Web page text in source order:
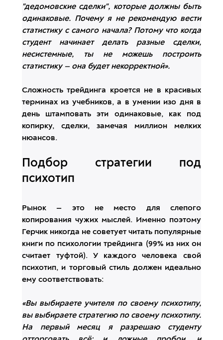
"дедомовские сделки", которые должны быть
одинаковые. Почему я не рекомендую вести
статистику с самого начала? Потому что когда
студент начинает делать разные сделки,
несистемные, ты не можешь построить
статистику — она будет некорректной».
Сложность трейдинга кроется не в красивых
терминах из учебников, а в умении изо дня в
день штамповать эти одинаковые, как под
копирку, сделки, замечая миллион мелких
нюансов.
Подбор стратегии под
психотип
Рынок — это не место для слепого
копирования чужих мыслей. Именно поэтому
Герчик никогда не советует читать популярные
книги по психологии трейдинга (99% из них он
считает туфтой). У каждого человека свой
психотип, и торговый стиль должен идеально
ему соответствовать:
«Вы выбираете учителя по своему психотипу,
вы выбираете стратегию по своему психотипу.
На первый месяц я разрешаю студенту